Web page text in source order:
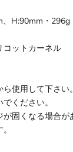
H:90mm・296g
コットカーネル
使用して下さい。
ください。
が固くなる場合